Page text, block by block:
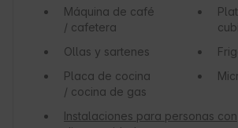
Máquina de café
/ cafetera
Ollas y sartenes
Placa de cocina
/ cocina de gas
Instalaciones para personas con